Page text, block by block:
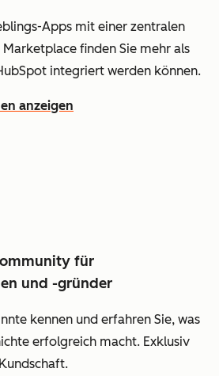
Apps mit einer zentralen
finden Sie mehr als
integriert werden können.
anzeigen
für
und -gründer
kennen und erfahren Sie, was
erfolgreich macht. Exklusiv